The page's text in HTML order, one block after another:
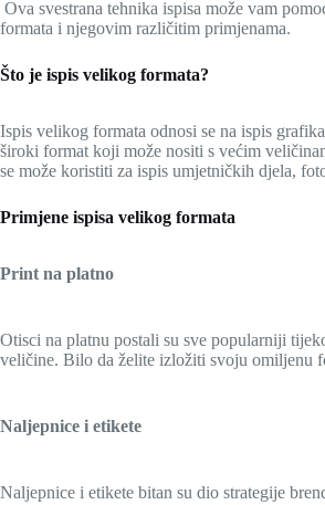
Ova svestrana tehnika ispisa može vam
formata i njegovim različitim primjenama.
Što je ispis velikog formata?
Ispis velikog formata odnosi se na ispis
široki format koji može nositi s većim
se može koristiti za ispis umjetničkih djela,
Primjene ispisa velikog formata
Print na platno
Otisci na platnu postali su sve popularniji
veličine. Bilo da želite izložiti svoju omiljenu
Naljepnice i etikete
Naljepnice i etikete bitan su dio strategije